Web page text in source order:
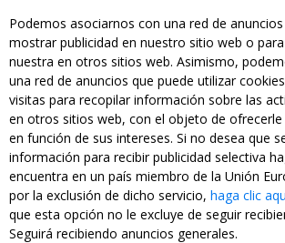
Podemos asociarnos con una red de
mostrar publicidad en nuestro sitio web o
nuestra en otros sitios web. Asimismo,
una red de anuncios que puede utilizar
visitas para recopilar información sobre las
en otros sitios web, con el objeto de ofrecerle
en función de sus intereses. Si no desea que
información para recibir publicidad selectiva
encuentra en un país miembro de la Unión
por la exclusión de dicho servicio, haga clic
que esta opción no le excluye de seguir
Seguirá recibiendo anuncios generales.